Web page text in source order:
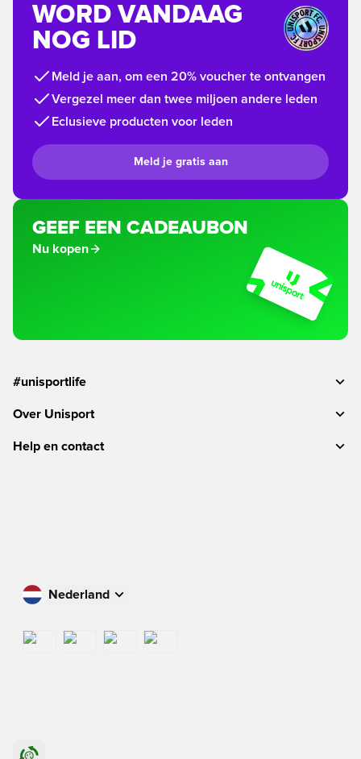
WORD VANDAAG
NOG LID
Meld je aan, om een 20% voucher te ontvangen
Vergezel meer dan twee miljoen andere leden
Eclusieve producten voor leden
Meld je gratis aan
GEEF EEN CADEAUBON
Nu kopen
#unisportlife
Over Unisport
Help en contact
Nederland
International